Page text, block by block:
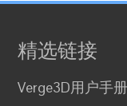
精选链接
Verge3D用户手